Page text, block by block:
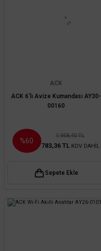
ACK
ACK 6'lı Avize Kumandası AY30-
00160
%60
1.958,40 TL
783,36 TL KDV DAHİL
Sepete Ekle